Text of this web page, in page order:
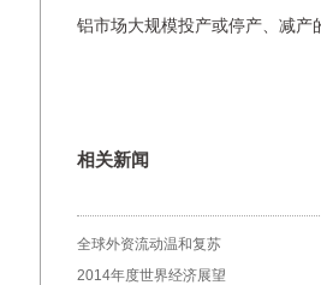
铝市场大规模投产或停产、减产
相关新闻
全球外资流动温和复苏
2014年度世界经济展望